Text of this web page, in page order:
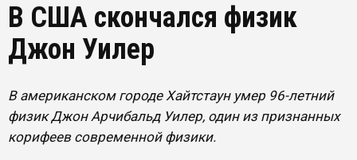
В США скончался физик
Джон Уилер
В американском городе Хайтстаун умер 96-летний
физик Джон Арчибальд Уилер, один из признанных
корифеев современной физики.